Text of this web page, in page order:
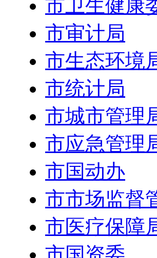
市卫生健康
市审计局
市生态环境
市统计局
市城市管理
市应急管理
市国动办
市市场监督
市医疗保障